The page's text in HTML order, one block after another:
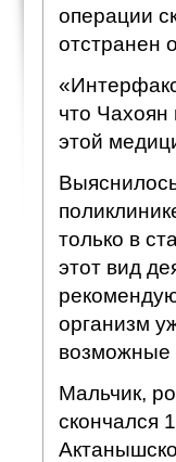
операции
отстранен
что Чахоян
этой
только в
этот вид
организм
возможные
Мальчик,
скончался